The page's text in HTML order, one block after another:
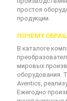
простоя
продукции.
ПОЧЕМУ
В каталоге
мировых
оборудования.
Aventics,
Ежегодно